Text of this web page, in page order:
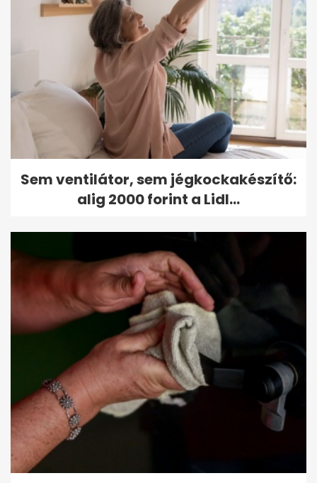
Sem ventilátor, sem jégkockakészítő:
alig 2000 forint a Lidl...